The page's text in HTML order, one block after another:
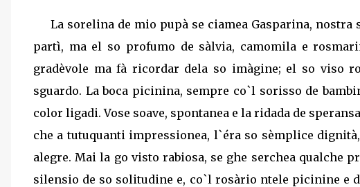
La sorelina de mio pupà se ciamea Gasparina, nostra
partì, ma el so profumo de sàlvia, camomila e
gradèvole ma fà ricordar dela so imàgine; el so viso
sguardo. La boca picinina, sempre co`l sorisso de
color ligadi. Vose soave, spontanea e la ridada de
che a tutuquanti impressionea, l`éra so sèmplice
alegre. Mai la go visto rabiosa, se ghe serchea qualche
silensio de so solitudine e, co`l rosàrio ntele picinine e